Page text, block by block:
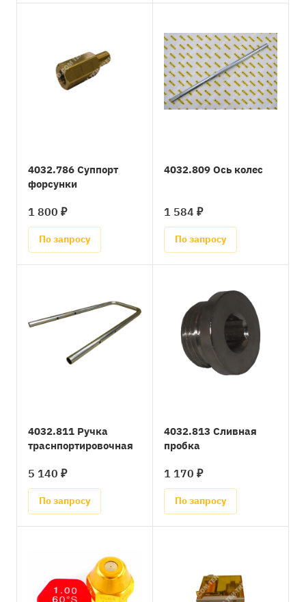
4032.786 Суппорт
форсунки
1 800 ₽
По запросу
4032.809 Ось колес
1 584 ₽
По запросу
4032.811 Ручка
траснпортировочная
5 140 ₽
По запросу
4032.813 Сливная
пробка
1 170 ₽
По запросу